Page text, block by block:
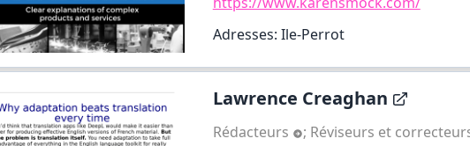
Adresses: Ile-Perrot
Lawrence Creaghan
Rédacteurs ; Réviseurs et